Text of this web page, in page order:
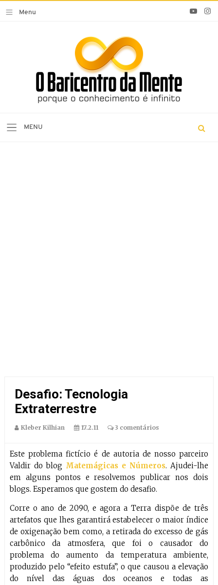
Desafio: Tecnologia
Extraterrestre
Kleber Kilhian 17.2.11 3 comentários
Este problema fictício é de autoria de nosso parceiro
Valdir do blog Matemágicas e Números. Ajudei-lhe
em alguns pontos e resolvemos publicar nos dois
blogs. Esperamos que gostem do desafio.
Corre o ano de 2090, e agora a Terra dispõe de três
artefatos que lhes garantirá estabelecer o maior índice
de oxigenação bem como, a retirada do excesso de gás
carbônico da atmosfera, que foi o causador do
problema do aumento da temperatura ambiente,
produzido pelo “efeito estufa”, o que causou a elevação
do nível das águas dos oceanos e todas as